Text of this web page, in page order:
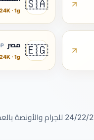
🇸🇦
· 1g
🇪🇬 مصر
· 1g
كل صفحة تعرض الأسعار الحية للعيارات 24/22/21/